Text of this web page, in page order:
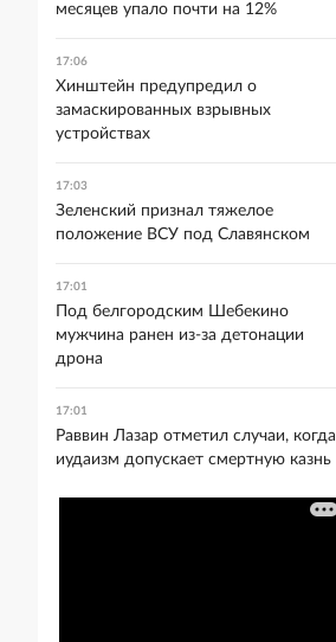
месяцев упало почти на 12%
17:06
Хинштейн предупредил о
замаскированных взрывных
устройствах
17:03
Зеленский признал тяжелое
положение ВСУ под Славянском
17:01
Под белгородским Шебекино
мужчина ранен из-за детонации
дрона
17:01
Раввин Лазар отметил случаи, когда
иудаизм допускает смертную казнь